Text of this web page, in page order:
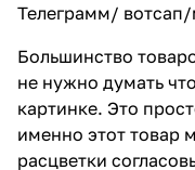
Телеграмм/ вотсап/
Большинство
не нужно думать
картинке. Это
именно этот товар
расцветки